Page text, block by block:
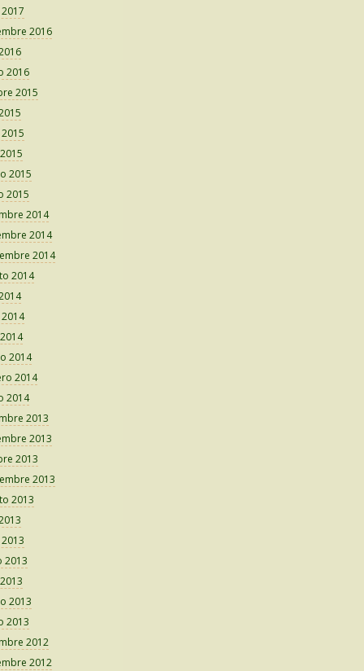
2016
2016
2015
2015
2015
2014
2014
2014
2014
2014
2014
2014
2013
2013
2013
2013
2013
2013
2013
2013
2012
2012